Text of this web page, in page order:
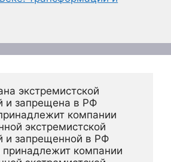
экстремистской
и запрещена в РФ
компании
экстремистской
и запрещенной в РФ
компании